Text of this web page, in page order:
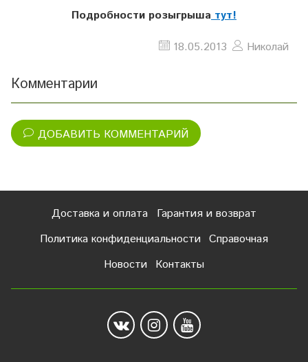
Подробности розыгрышатут!
18.05.2013
Николай
Комментарии
ДОБАВИТЬ КОММЕНТАРИЙ
Доставка и оплата
Гарантия и возврат
Политика конфиденциальности Справочная
Новости Контакты